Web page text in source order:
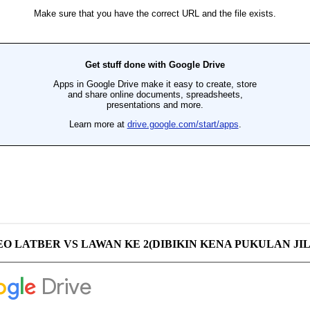
LATBER VS LAWAN KE 2(DIBIKIN KENA PUKULAN